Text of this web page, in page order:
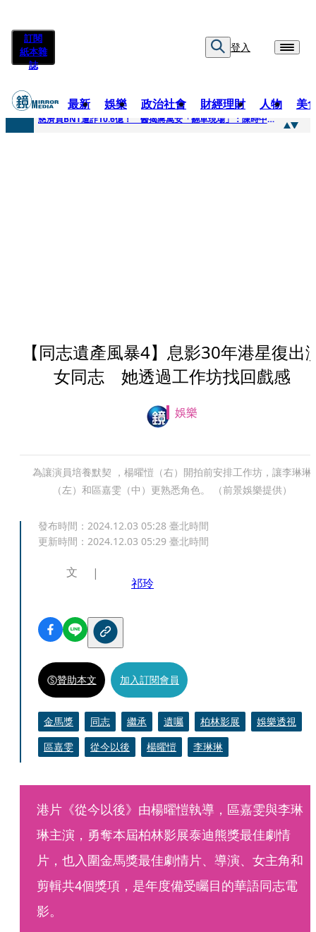
訂閱
紙本雜
誌
登入
最新 娛樂 政治社會 財經理財 人物 美
快訊
慈濟買BNT遭詐10.6億！ 醫揭蔣萬安「翻車現場」：陳時中當年是阻止被騙
【同志遺產風暴4】息影30年港星復出
女同志 她透過工作坊找回戲感
娛樂
為讓演員培養默契 ，楊曜愷（右）開拍前安排工作坊，讓李琳琳
（左）和區嘉雯（中）更熟悉角色。 （前景娛樂提供）
發布時間： 2024.12.03 05:28 臺北時間
更新時間： 2024.12.03 05:29 臺北時間
文
祁玲
贊助本文 加入訂閱會員
金馬獎 同志 繼承 遺囑 柏林影展
娛樂透視
區嘉雯
從今以後 楊曜愷 李琳琳
港片《從今以後》由楊曜愷執導，區嘉雯與李琳
琳主演，勇奪本屆柏林影展泰迪熊獎最佳劇情
片，也入圍金馬獎最佳劇情片、導演、女主角和
剪輯共4個獎項，是年度備受矚目的華語同志電
影。